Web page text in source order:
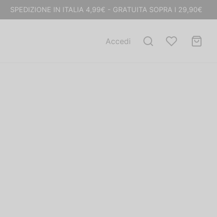
SPEDIZIONE IN ITALIA 4,99€ - GRATUITA SOPRA I 29,90€
Accedi